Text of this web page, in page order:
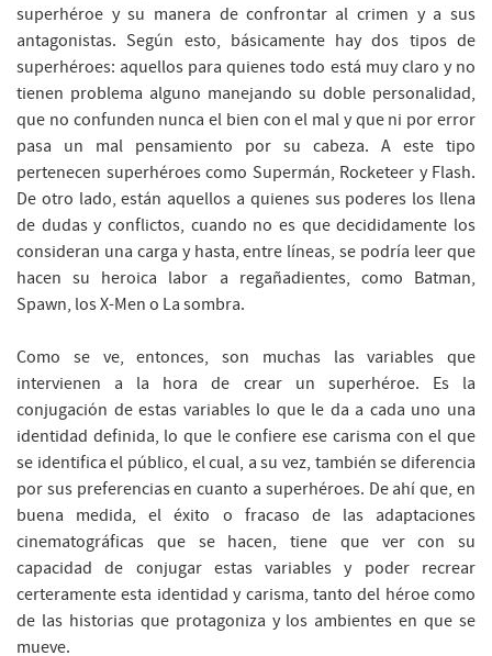
superhéroe y su manera de confrontar al crimen y a sus
antagonistas. Según esto, básicamente hay dos tipos de
superhéroes: aquellos para quienes todo está muy claro y no
tienen problema alguno manejando su doble personalidad,
que no confunden nunca el bien con el mal y que ni por error
pasa un mal pensamiento por su cabeza. A este tipo
pertenecen superhéroes como Supermán, Rocketeer y Flash.
De otro lado, están aquellos a quienes sus poderes los llena
de dudas y conflictos, cuando no es que decididamente los
consideran una carga y hasta, entre líneas, se podría leer que
hacen su heroica labor a regañadientes, como Batman,
Spawn, los X-Men o La sombra.
Como se ve, entonces, son muchas las variables que
intervienen a la hora de crear un superhéroe. Es la
conjugación de estas variables lo que le da a cada uno una
identidad definida, lo que le confiere ese carisma con el que
se identifica el público, el cual, a su vez, también se diferencia
por sus preferencias en cuanto a superhéroes. De ahí que, en
buena medida, el éxito o fracaso de las adaptaciones
cinematográficas que se hacen, tiene que ver con su
capacidad de conjugar estas variables y poder recrear
certeramente esta identidad y carisma, tanto del héroe como
de las historias que protagoniza y los ambientes en que se
mueve.